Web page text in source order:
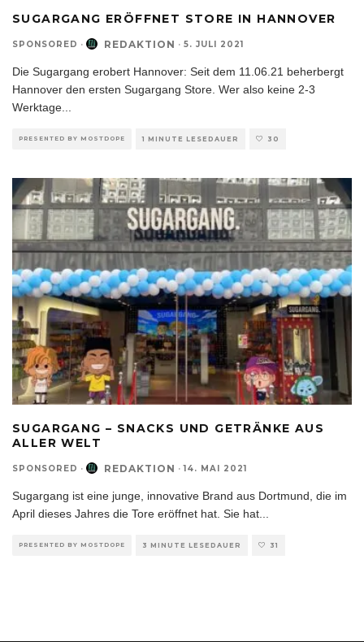
SUGARGANG ERÖFFNET STORE IN HANNOVER
SPONSORED · REDAKTION · 5. JULI 2021
Die Sugargang erobert Hannover: Seit dem 11.06.21 beherbergt
Hannover den ersten Sugargang Store. Wer also keine 2-3
Werktage
PRESENTED BY MOSTDOPE 1 MINUTE LESEDAUER 30
SUGARGANG – SNACKS UND GETRÄNKE AUS
ALLER WELT
SPONSORED · REDAKTION · 14. MAI 2021
Sugargang ist eine junge, innovative Brand aus Dortmund, die im
April dieses Jahres die Tore eröffnet hat. Sie hat
PRESENTED BY MOSTDOPE 3 MINUTE LESEDAUER 31